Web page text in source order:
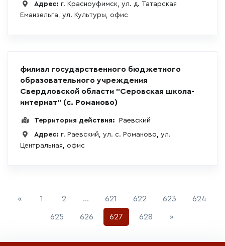
Адрес: г. Красноуфимск, ул. д. Татарская
Еманзельга, ул. Культуры, офис
филиал государственного бюджетного
образовательного учреждения
Свердловской области "Серовская школа-
интернат" (с. Романово)
Территория действия:
Раевский
Адрес: г. Раевский, ул. с. Романово, ул.
Центральная, офис
«Previous
1 2 ... 621 622 623 624
625 626 627 628 »